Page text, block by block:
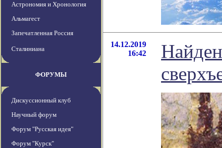
Астрономия и Хронология
Альмагест
Запечатленная Россия
Сталиниана
ФОРУМЫ
Дискуссионный клуб
Научный форум
Форум "Русская идея"
Форум "Курск"
14.12.2019
16:42